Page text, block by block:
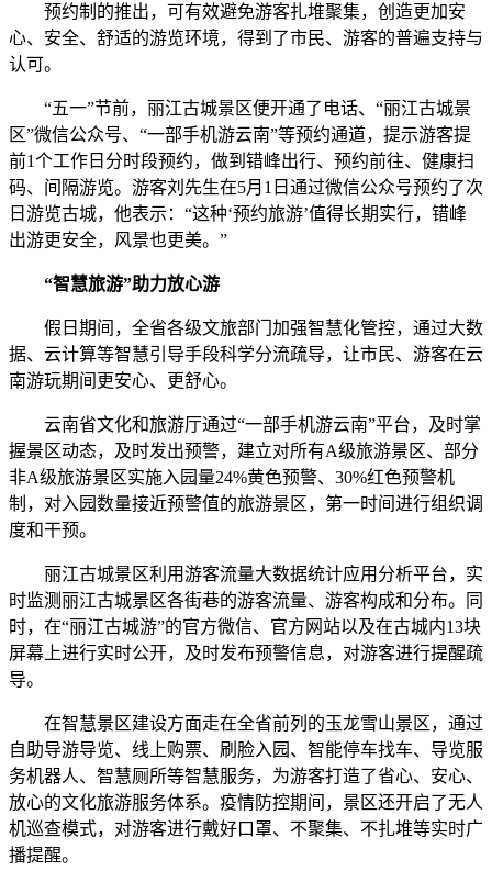
预约制的推出，可有效避免游客扎堆聚集，创造更加安
心、安全、舒适的游览环境，得到了市民、游客的普遍支持与
认可。
“五一”节前，丽江古城景区便开通了电话、“丽江古城景
区”微信公众号、“一部手机游云南”等预约通道，提示游客提
前1个工作日分时段预约，做到错峰出行、预约前往、健康扫
码、间隔游览。游客刘先生在5月1日通过微信公众号预约了次
日游览古城，他表示：“这种‘预约旅游’值得长期实行，错峰
出游更安全，风景也更美。”
“智慧旅游”助力放心游
假日期间，全省各级文旅部门加强智慧化管控，通过大数
据、云计算等智慧引导手段科学分流疏导，让市民、游客在云
南游玩期间更安心、更舒心。
云南省文化和旅游厅通过“一部手机游云南”平台，及时掌
握景区动态，及时发出预警，建立对所有A级旅游景区、部分
非A级旅游景区实施入园量24%黄色预警、30%红色预警机
制，对入园数量接近预警值的旅游景区，第一时间进行组织调
度和干预。
丽江古城景区利用游客流量大数据统计应用分析平台，实
时监测丽江古城景区各街巷的游客流量、游客构成和分布。同
时，在“丽江古城游”的官方微信、官方网站以及在古城内13块
屏幕上进行实时公开，及时发布预警信息，对游客进行提醒疏
导。
在智慧景区建设方面走在全省前列的玉龙雪山景区，通过
自助导游导览、线上购票、刷脸入园、智能停车找车、导览服
务机器人、智慧厕所等智慧服务，为游客打造了省心、安心、
放心的文化旅游服务体系。疫情防控期间，景区还开启了无人
机巡查模式，对游客进行戴好口罩、不聚集、不扎堆等实时广
播提醒。